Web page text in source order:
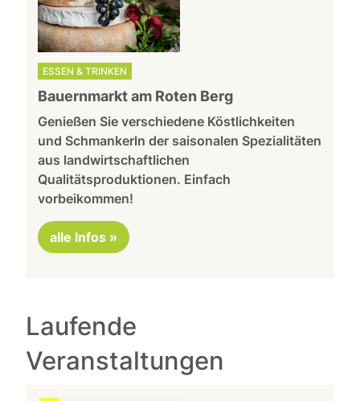
ESSEN & TRINKEN
Bauernmarkt am Roten Berg
Genießen Sie verschiedene Köstlichkeiten
und Schmankerln der saisonalen Spezialitäten
aus landwirtschaftlichen
Qualitätsproduktionen. Einfach
vorbeikommen!
alle Infos »
Laufende
Veranstaltungen